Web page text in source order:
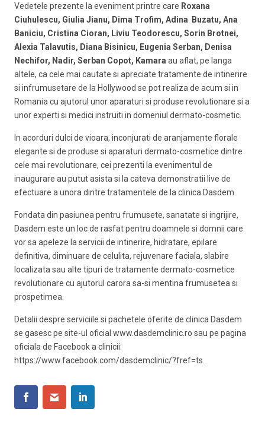
Vedetele prezente la eveniment printre care Roxana
Ciuhulescu, Giulia Jianu, Dima Trofim, Adina Buzatu, Ana
Baniciu, Cristina Cioran, Liviu Teodorescu, Sorin Brotnei,
Alexia Talavutis, Diana Bisinicu, Eugenia Serban, Denisa
Nechifor, Nadir, Serban Copot, Kamara au aflat, pe langa
altele, ca cele mai cautate si apreciate tratamente de intinerire
si infrumusetare de la Hollywood se pot realiza de acum si in
Romania cu ajutorul unor aparaturi si produse revolutionare si a
unor experti si medici instruiti in domeniul dermato-cosmetic.
In acorduri dulci de vioara, inconjurati de aranjamente florale
elegante si de produse si aparaturi dermato-cosmetice dintre
cele mai revolutionare, cei prezenti la evenimentul de
inaugurare au putut asista si la cateva demonstratii live de
efectuare a unora dintre tratamentele de la clinica Dasdem.
Fondata din pasiunea pentru frumusete, sanatate si ingrijire,
Dasdem este un loc de rasfat pentru doamnele si domnii care
vor sa apeleze la servicii de intinerire, hidratare, epilare
definitiva, diminuare de celulita, rejuvenare faciala, slabire
localizata sau alte tipuri de tratamente dermato-cosmetice
revolutionare cu ajutorul carora sa-si mentina frumusetea si
prospetimea.
Detalii despre serviciile si pachetele oferite de clinica Dasdem
se gasesc pe site-ul oficial www.dasdemclinic.ro sau pe pagina
oficiala de Facebook a clinicii:
https://www.facebook.com/dasdemclinic/?fref=ts.